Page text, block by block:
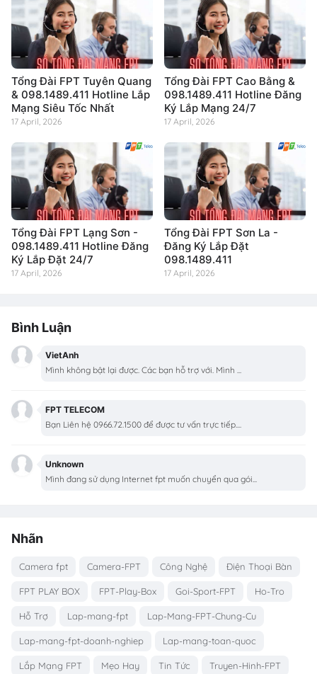
Tổng Đài FPT Tuyên Quang
& 098.1489.411 Hotline Lắp
Mạng Siêu Tốc Nhất
17 April, 2026
Tổng Đài FPT Cao Bằng &
098.1489.411 Hotline Đăng
Ký Lắp Mạng 24/7
17 April, 2026
Tổng Đài FPT Lạng Sơn -
098.1489.411 Hotline Đăng
Ký Lắp Đặt 24/7
17 April, 2026
Tổng Đài FPT Sơn La -
Đăng Ký Lắp Đặt
098.1489.411
17 April, 2026
Bình Luận
VietAnh
Mình không bật lại được. Các bạn hỗ trợ với. Mình ...
FPT TELECOM
Bạn Liên hệ 0966.72.1500 để được tư vấn trực tiếp....
Unknown
Mình đang sử dụng Internet fpt muốn chuyển qua gói...
Nhãn
Camera fpt Camera-FPT Công Nghệ Điện Thoại Bàn
FPT PLAY BOX FPT-Play-Box Goi-Sport-FPT Ho-Tro
Hỗ Trợ Lap-mang-fpt Lap-Mang-FPT-Chung-Cu
Lap-mang-fpt-doanh-nghiep Lap-mang-toan-quoc
Lắp Mạng FPT Mẹo Hay Tin Tức Truyen-Hinh-FPT